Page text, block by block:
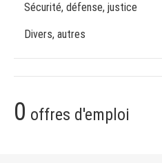
Sécurité, défense, justice
Divers, autres
0 offres d'emploi